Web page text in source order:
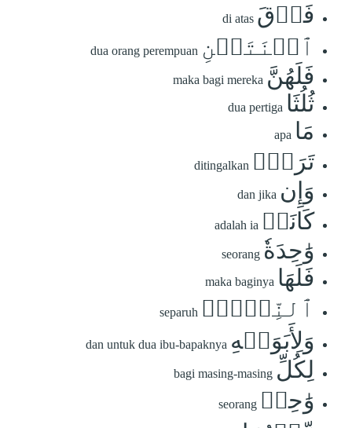
فَوۡقَ di atas
ٱثۡنَتَيۡنِ dua orang perempuan
فَلَهُنَّ maka bagi mereka
ثُلُثَا dua pertiga
مَا apa
تَرَكَۖ ditingalkan
وَإِن dan jika
كَانَتۡ adalah ia
وَٰحِدَةٗ seorang
فَلَهَا maka baginya
ٱلنِّصۡفُۚ separuh
وَلِأَبَوَيۡهِ dan untuk dua ibu-bapaknya
لِكُلِّ bagi masing-masing
وَٰحِدٖ seorang